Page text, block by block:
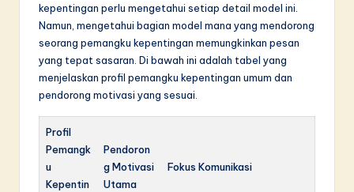
kepentingan perlu mengetahui setiap detail model ini.
Namun, mengetahui bagian model mana yang mendorong
seorang pemangku kepentingan memungkinkan pesan
yang tepat sasaran. Di bawah ini adalah tabel yang
menjelaskan profil pemangku kepentingan umum dan
pendorong motivasi yang sesuai.
Profil
Pemangk
u
Kepentin
Pendoron
g Motivasi
Utama
Fokus Komunikasi